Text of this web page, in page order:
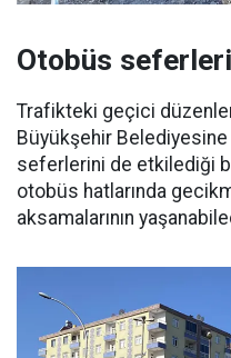
Otobüs
Trafikteki geçici
Büyükşehir Belediyesine
seferlerini de etkilediği
otobüs hatlarında
aksamalarının